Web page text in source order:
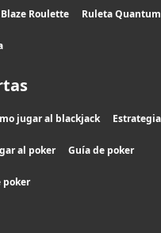
Roulette Ruleta
jugar al blackjack
al poker Guía de poker
poker